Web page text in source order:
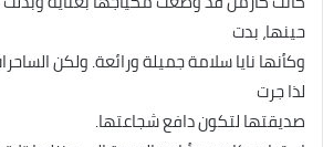
حينها، بدت
وكأنها نايا سلامة جميلة ورائعة. ولكن
لذا جرت
صديقتها لتكون دافع شجاعتها.